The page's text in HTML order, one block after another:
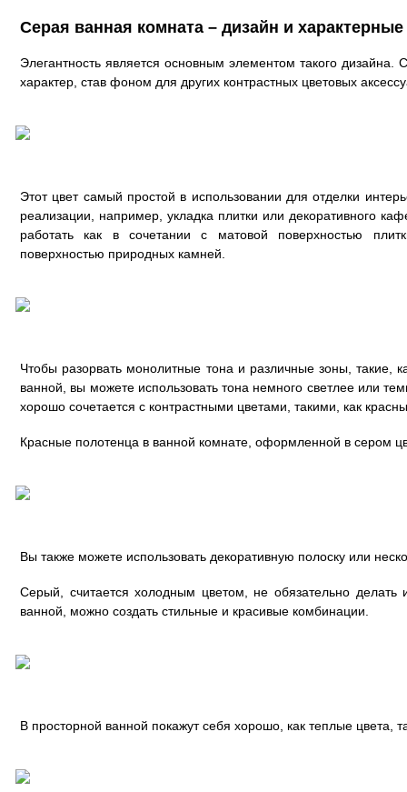
Серая ванная комната – дизайн и
Элегантность является основным элементом такого дизайна.
характер, став фоном для других контрастных цветовых
Этот цвет самый простой в использовании для отделки
реализации, например, укладка плитки или декоративного
работать как в сочетании с матовой поверхностью
поверхностью природных камней.
Чтобы разорвать монолитные тона и различные зоны, такие,
ванной, вы можете использовать тона немного светлее или
хорошо сочетается с контрастными цветами, такими, как
Красные полотенца в ванной комнате, оформленной в сером
Вы также можете использовать декоративную полоску или
Серый, считается холодным цветом, не обязательно делать
ванной, можно создать стильные и красивые комбинации.
В просторной ванной покажут себя хорошо, как теплые цвета,